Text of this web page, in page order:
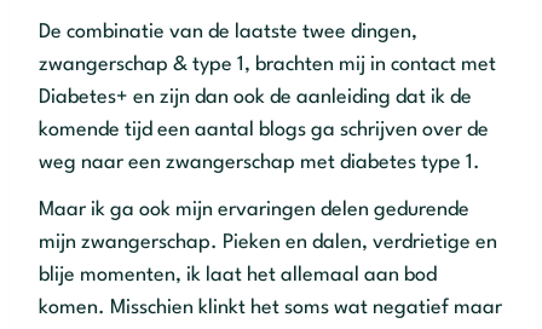
De combinatie van de laatste twee dingen,
zwangerschap & type 1, brachten mij in contact met
Diabetes+ en zijn dan ook de aanleiding dat ik de
komende tijd een aantal blogs ga schrijven over de
weg naar een zwangerschap met diabetes type 1.
Maar ik ga ook mijn ervaringen delen gedurende
mijn zwangerschap. Pieken en dalen, verdrietige en
blije momenten, ik laat het allemaal aan bod
komen. Misschien klinkt het soms wat negatief maar